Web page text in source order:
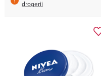
drogerii